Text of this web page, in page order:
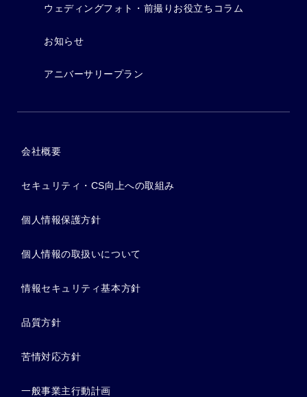
ウェディングフォト・前撮りお役立ちコラム
お知らせ
アニバーサリープラン
会社概要
セキュリティ・CS向上への取組み
個人情報保護方針
個人情報の取扱いについて
情報セキュリティ基本方針
品質方針
苦情対応方針
一般事業主行動計画